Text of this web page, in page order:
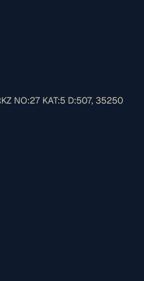
NO:27 KAT:5 D:507, 35250